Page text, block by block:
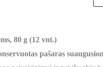
80 g (12 vnt.)
pašaras